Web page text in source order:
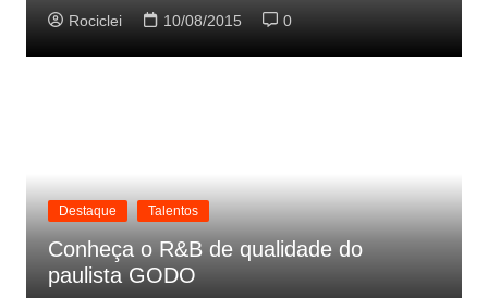
Rociclei 10/08/2015 0
Destaque Talentos
Conheça o R&B de qualidade do
paulista GODO